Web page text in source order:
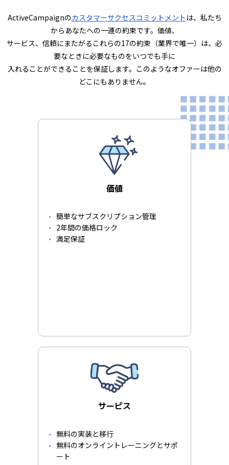
ActiveCampaignのカスタマーサクセスコミットメント は、私たち
からあなたへの一連の約束です。価値、
サービス、信頼にまたがるこれらの17の約束（業界で唯一）は、必
要なときに必要なものをいつでも手に
入れることができることを保証します。このようなオファーは他の
どこにもありません。
価値
簡単なサブスクリプション管理
2年間の価格ロック
満足保証
サービス
無料の実装と移行
無料のオンライントレーニングとサポ
ート